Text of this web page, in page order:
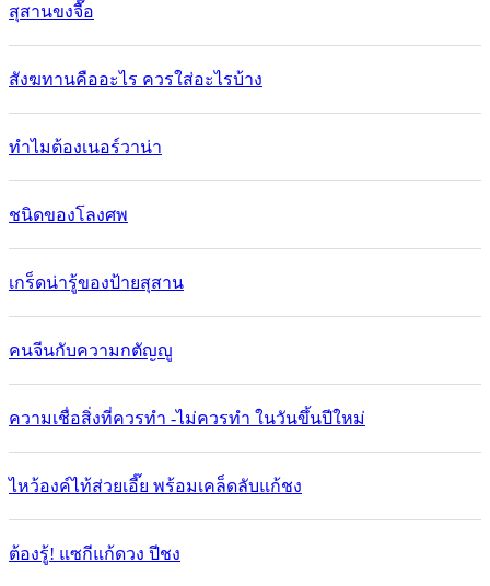
สุสานขงจื๊อ
สังฆทานคืออะไร ควรใส่อะไรบ้าง
ทำไมต้องเนอร์วาน่า
ชนิดของโลงศพ
เกร็ดน่ารู้ของป้ายสุสาน
คนจีนกับความกตัญญู
ความเชื่อสิ่งที่ควรทำ -ไม่ควรทำ ในวันขึ้นปีใหม่
ไหว้องค์ไท้ส่วยเอี๊ย พร้อมเคล็ดลับแก้ชง
ต้องรู้! แซกีแก้ดวง ปีชง